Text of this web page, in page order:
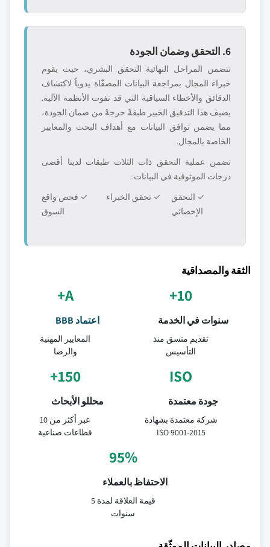
6. التحقق وضمان الجودة
تتضمن المراحل النهائية التحقق البشري، حيث يقوم
خبراء المجال بمراجعة البيانات المصفّاة يدوياً لاكتشاف
الدقائق والأخطاء السياقية التي قد تفوت الأنظمة الآلية.
يضيف هذا التدقيق الخبير طبقةً حرجةً من ضمان الجودة،
مما يضمن توافق البيانات مع أهداف البحث والمعايير
الخاصة بالمجال.
تضمن عملية التحقق ذات الثلاث طبقات لدينا أقصى
درجات الموثوقية في البيانات:
✓ التحقق
الإحصائي
✓ تحقق الخبراء
✓ فحص واقع
السوق
الثقة والمصداقية
10+
سنوات في الخدمة
تقديم متسق منذ
التأسيس
A+
اعتماد BBB
المعايير المهنية
والرضا
ISO
جودة معتمدة
شركة معتمدة بشهادة
ISO 9001-2015
150+
محللو الأبحاث
عبر أكثر من 10
قطاعات صناعية
95%
الاحتفاظ بالعملاء
قيمة العلاقة لمدة 5
سنوات